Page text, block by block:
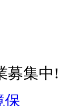
募集中!